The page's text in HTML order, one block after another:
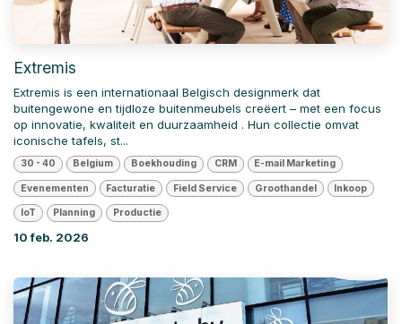
Extremis
Extremis is een internationaal Belgisch designmerk dat
buitengewone en tijdloze buitenmeubels creëert – met een focus
op innovatie, kwaliteit en duurzaamheid . Hun collectie omvat
iconische tafels, st...
30 - 40 Belgium Boekhouding CRM E-mail Marketing
Evenementen Facturatie Field Service Groothandel Inkoop
IoT Planning Productie
10 feb. 2026